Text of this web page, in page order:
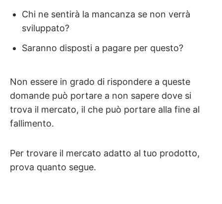
Chi ne sentirà la mancanza se non verrà
sviluppato?
Saranno disposti a pagare per questo?
Non essere in grado di rispondere a queste
domande può portare a non sapere dove si
trova il mercato, il che può portare alla fine al
fallimento.
Per trovare il mercato adatto al tuo prodotto,
prova quanto segue.